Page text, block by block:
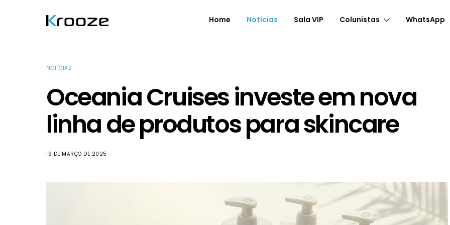
Home Notícias Sala VIP Colunistas WhatsApp
NOTÍCIAS
Oceania Cruises investe em nova
linha de produtos para skincare
19 DE MARÇO DE 2025